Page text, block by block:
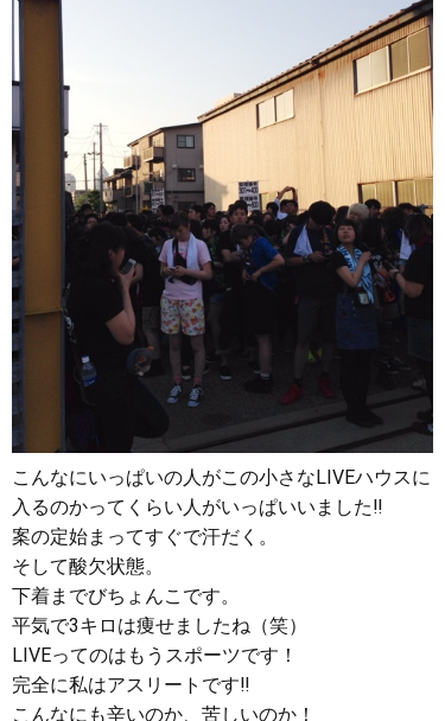
こんなにいっぱいの人がこの小さなLIVEハウスに
入るのかってくらい人がいっぱいいました‼︎
案の定始まってすぐで汗だく。
そして酸欠状態。
下着までびちょんこです。
平気で3キロは痩せましたね（笑）
LIVEってのはもうスポーツです！
完全に私はアスリートです‼︎
こんなにも辛いのか、苦しいのか！